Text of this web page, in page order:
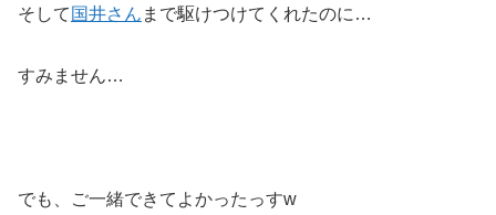
そして 国井さん まで駆けつけてくれたのに…
すみません…
でも、ご一緒できてよかったっすw